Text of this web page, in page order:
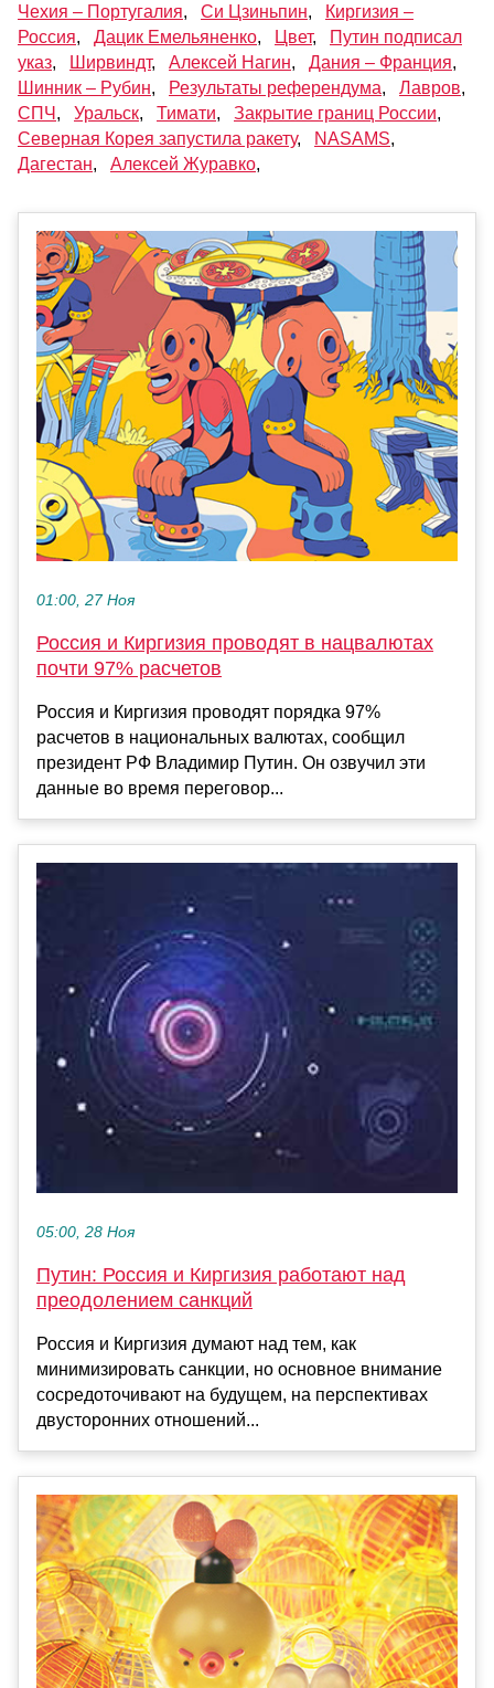
Чехия – Португалия, Си Цзиньпин,
Киргизия –
Россия, Дацик Емельяненко, Цвет,
Путин подписал
указ, Ширвиндт, Алексей Нагин, Дания – Франция,
Шинник – Рубин, Результаты референдума, Лавров,
СПЧ , Уральск, Тимати, Закрытие границ России,
Северная Корея запустила ракету, NASAMS,
Дагестан, Алексей Журавко,
01:00, 27 Ноя
Россия и Киргизия проводят в нацвалютах
почти 97% расчетов
Россия и Киргизия проводят порядка 97%
расчетов в национальных валютах, сообщил
президент РФ Владимир Путин. Он озвучил эти
данные во время переговор...
05:00, 28 Ноя
Путин: Россия и Киргизия работают над
преодолением санкций
Россия и Киргизия думают над тем, как
минимизировать санкции, но основное внимание
сосредоточивают на будущем, на перспективах
двусторонних отношений...